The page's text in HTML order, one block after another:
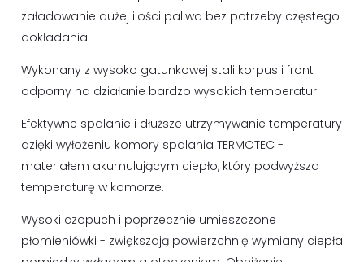
załadowanie dużej ilości paliwa bez potrzeby częstego
dokładania.
Wykonany z wysoko gatunkowej stali korpus i front
odporny na działanie bardzo wysokich temperatur.
Efektywne spalanie i dłuższe utrzymywanie temperatury
dzięki wyłożeniu komory spalania TERMOTEC -
materiałem akumulującym ciepło, który podwyższa
temperaturę w komorze.
Wysoki czopuch i poprzecznie umieszczone
płomieniówki - zwiększają powierzchnię wymiany ciepła